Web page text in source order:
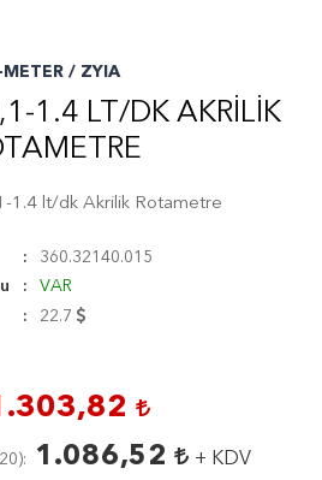
METER / ZYIA
1.4 LT/DK AKRILIK
1.4 lt/dk Akrilik Rotametre
360.32140.015
VAR
22.7
) 1.086,52 + KDV